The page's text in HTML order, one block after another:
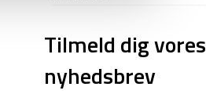
Tilmeld dig vores
nyhedsbrev